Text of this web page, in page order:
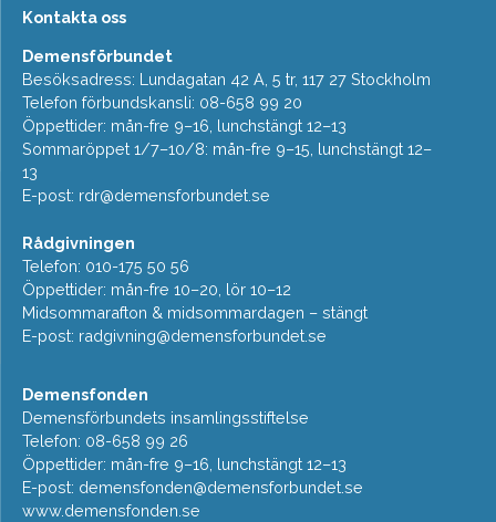
Kontakta oss
Demensförbundet
Besöksadress: Lundagatan 42 A, 5 tr, 117 27 Stockholm
Telefon förbundskansli: 08-658 99 20
Öppettider: mån-fre 9–16, lunchstängt 12–13
Sommaröppet 1/7–10/8: mån-fre 9–15, lunchstängt 12–
13
E-post: rdr@demensforbundet.se
Rådgivningen
Telefon: 010-175 50 56
Öppettider: mån-fre 10–20, lör 10–12
Midsommarafton & midsommardagen – stängt
E-post: radgivning@demensforbundet.se
Demensfonden
Demensförbundets insamlingsstiftelse
Telefon: 08-658 99 26
Öppettider: mån-fre 9–16, lunchstängt 12–13
E-post: demensfonden@demensforbundet.se
www.demensfonden.se